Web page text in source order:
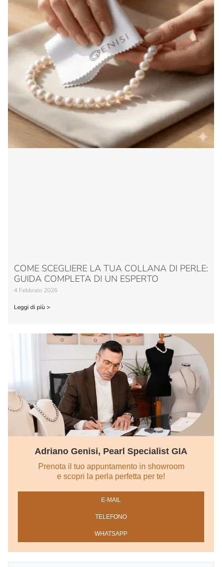
COME SCEGLIERE LA TUA COLLANA DI PERLE:
GUIDA COMPLETA DI UN ESPERTO
4 Febbraio 2026
Leggi di più >
Adriano Genisi, Pearl Specialist GIA
Prenota il tuo appuntamento in showroom
e scopri la perla perfetta per te!
E‑MAIL
TELEFONO
WHATSAPP